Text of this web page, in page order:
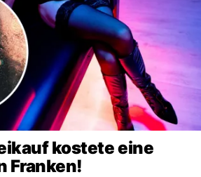
kostete eine
Franken!